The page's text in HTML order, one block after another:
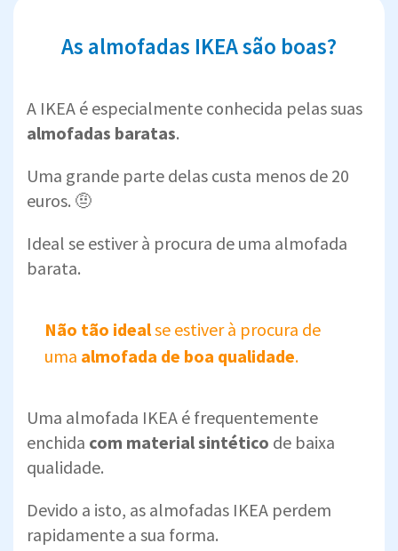
As almofadas IKEA são boas?
A IKEA é especialmente conhecida pelas suas
almofadas baratas.
Uma grande parte delas custa menos de 20
euros. 🤨
Ideal se estiver à procura de uma almofada
barata.
Não tão idealse estiver à procura de
uma almofada de boa qualidade.
Uma almofada IKEA é frequentemente
enchida com material sintético de baixa
qualidade.
Devido a isto, as almofadas IKEA perdem
rapidamente a sua forma.